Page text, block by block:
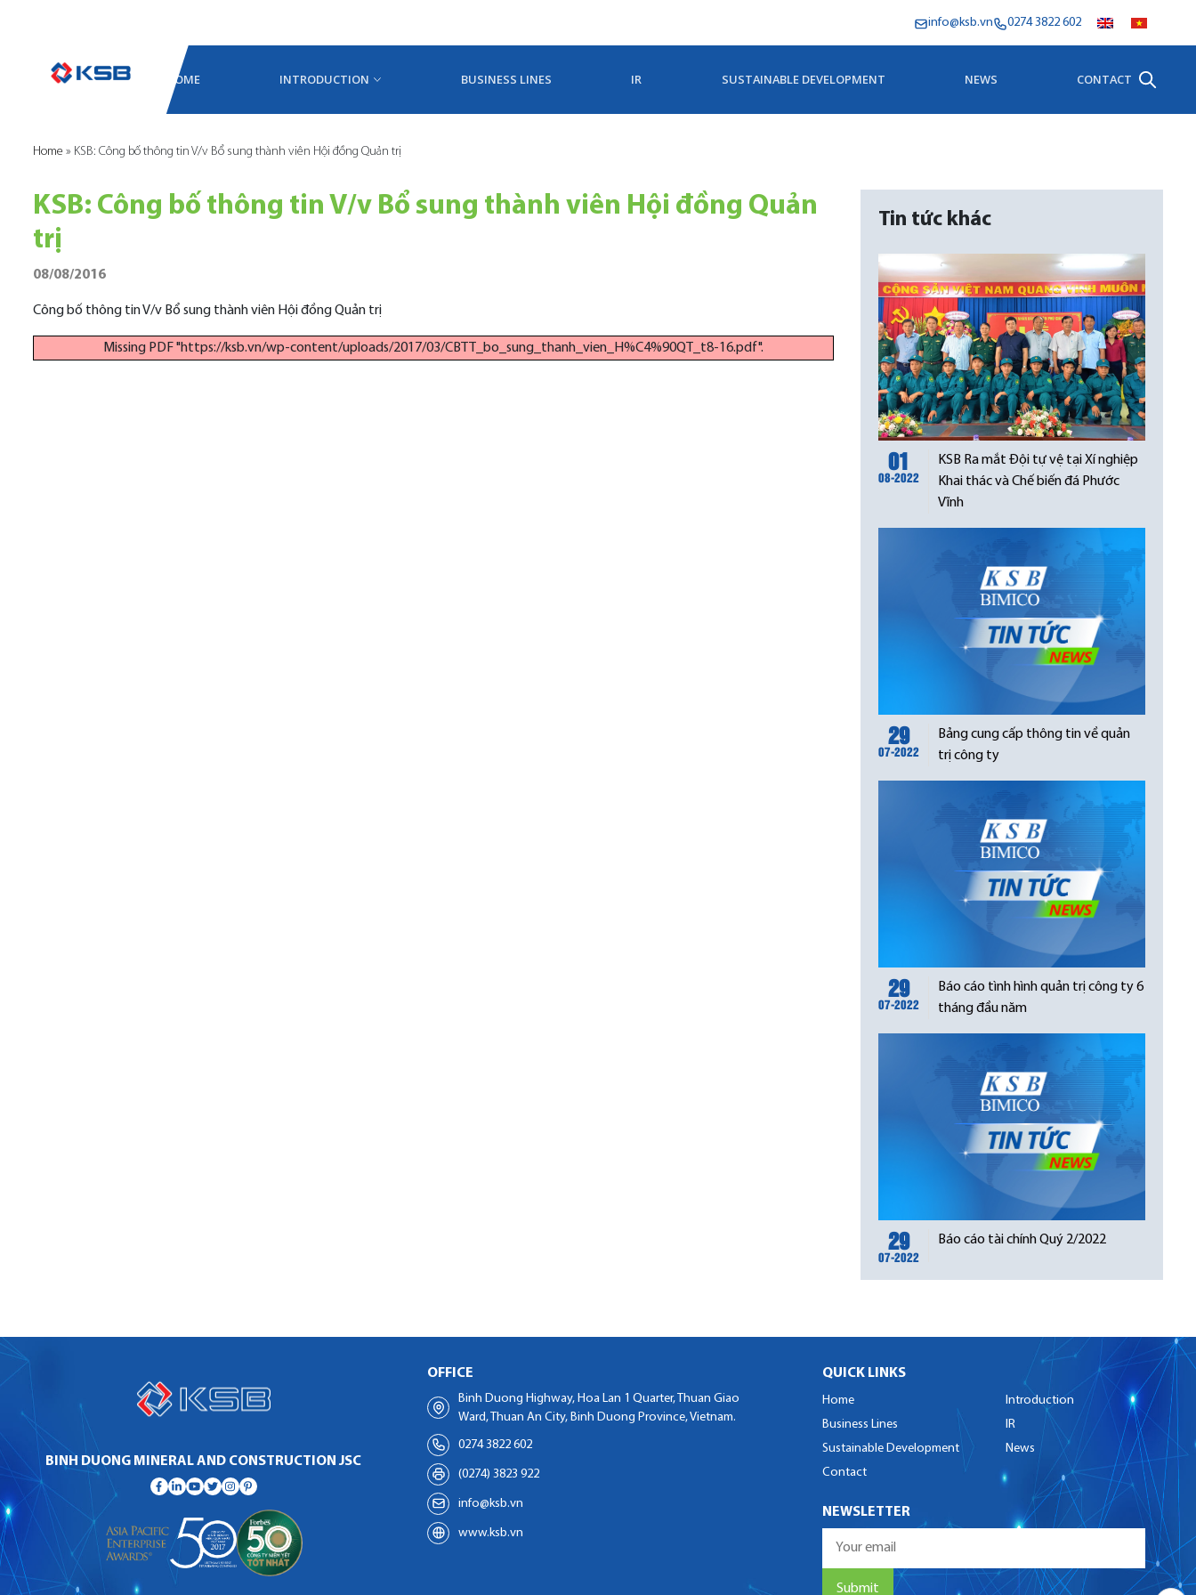
info@ksb.vn 0274 3822 602
HOME INTRODUCTION BUSINESS LINES IR SUSTAINABLE DEVELOPMENT NEWS CONTACT
Home » KSB: Công bố thông tin V/v Bổ sung thành viên Hội đồng Quản trị
KSB: Công bố thông tin V/v Bổ sung thành viên Hội đồng Quản
trị
08/08/2016
Công bố thông tin V/v Bổ sung thành viên Hội đồng Quản trị
Missing PDF "https://ksb.vn/wp-content/uploads/2017/03/CBTT_bo_sung_thanh_vien_H%C4%90QT_t8-16.pdf".
Tin tức khác
01
08-2022
KSB Ra mắt Đội tự vệ tại Xí nghiệp
Khai thác và Chế biến đá Phước
Vĩnh
29
07-2022
Bảng cung cấp thông tin về quản
trị công ty
29
07-2022
Báo cáo tình hình quản trị công ty 6
tháng đầu năm
29
07-2022
Báo cáo tài chính Quý 2/2022
BINH DUONG MINERAL AND CONSTRUCTION JSC
OFFICE
Binh Duong Highway, Hoa Lan 1 Quarter, Thuan Giao
Ward, Thuan An City, Binh Duong Province, Vietnam.
0274 3822 602
(0274) 3823 922
info@ksb.vn
www.ksb.vn
QUICK LINKS
Home
Introduction
Business Lines
IR
Sustainable Development
News
Contact
NEWSLETTER